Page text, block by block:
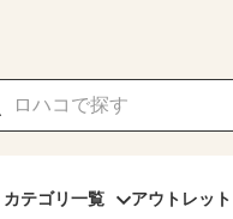
カテゴリ一覧 アウトレット